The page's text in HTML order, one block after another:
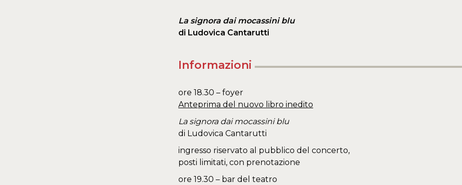
La signora dai mocassini blu
di Ludovica Cantarutti
Informazioni
ore 18.30 – foyer
Anteprima del nuovo libro inedito
La signora dai mocassini blu
di Ludovica Cantarutti
ingresso riservato al pubblico del concerto,
posti limitati, con prenotazione
ore 19.30 – bar del teatro